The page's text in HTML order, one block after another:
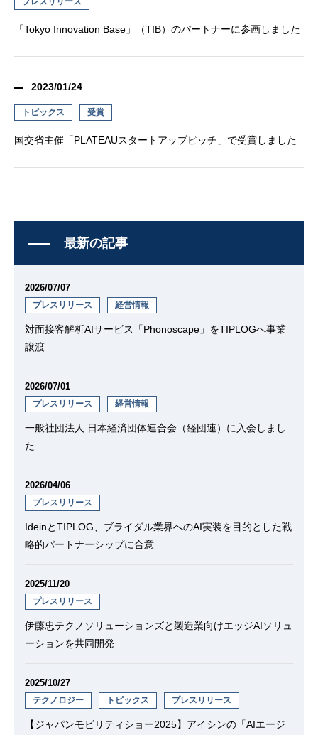
「Tokyo Innovation Base」（TIB）のパートナーに参画しました
2023/01/24
トピックス 受賞
国交省主催「PLATEAUスタートアップピッチ」で受賞しました
最新の記事
2026/07/07
プレスリリース 経営情報
対面接客解析AIサービス「Phonoscape」をTIPLOGへ事業
譲渡
2026/07/01
プレスリリース 経営情報
一般社団法人 日本経済団体連合会（経団連）に入会しまし
た
2026/04/06
プレスリリース
IdeinとTIPLOG、ブライダル業界へのAI実装を目的とした戦
略的パートナーシップに合意
2025/11/20
プレスリリース
伊藤忠テクノソリューションズと製造業向けエッジAIソリュ
ーションを共同開発
2025/10/27
テクノロジー トピックス プレスリリース
【ジャパンモビリティショー2025】アイシンの「AIエージ